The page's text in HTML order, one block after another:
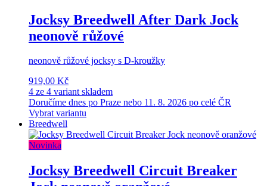
Jocksy Breedwell After Dark Jock
neonově růžové
neonově růžové jocksy s D-kroužky
919,00 Kč
4 ze 4 variant skladem
Doručíme dnes po Praze nebo 11. 8. 2026 po celé ČR
Vybrat variantu
Breedwell
Novinka
Jocksy Breedwell Circuit Breaker